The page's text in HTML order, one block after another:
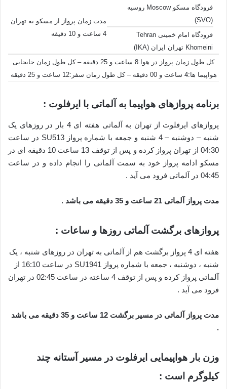
فرودگاه مسکو Moscow روسیه
(SVO)
مدت زمان پرواز از مسکو به تهران
4 ساعت و 10 دقیقه
فرودگاه امام خمینی Tehran
Khomeini تهران ایران (IKA)
کل طول زمان پرواز در هوا:8 ساعت و 25 دقیقه – کل طول زمان جابجایی
هواپیما ها:4 ساعت و 00 دقیقه – کل طول زمان سفر:12 ساعت و 25 دقیقه
برنامه پروازهای هواپیما به آلماتی با ایرفلوت :
پروازهای ایرفلوت از تهران به آلماتی هفته ای 4 بار در روزهای یک
شنبه – دوشنبه – 4 شنبه و جمعه با شماره پرواز SU513 در ساعت
04:30 از تهران پرواز کرده و پس از توقف 13 ساعت 10 دقیقه ای در
مسکو ادامه پرواز خود به سمت آلماتی را انجام داده و در ساعت
04:45 در آلماتی فرود می آید .
مدت پرواز آلماتی 21 ساعت و 35 دقیقه می باشد .
پروازهای برگشت آلماتی روزها و ساعات :
هفته ای 4 پرواز برگشت هم از آلماتی به تهران در روزهای شنبه ، یک
شنبه ، دوشنبه ، جمعه با شماره پرواز SU1941 در ساعت 16:10 از
آلماتی پرواز کرده و پس از توقف 4 ساعته در ساعت 02:45 در تهران
فرود می آید .
مدت پرواز آلماتی در مسیر برگشت 12 ساعت و 35 دقیقه می باشد
.
وزن بار هواپیمایی ایرفلوت در مسیر آستانه چند
کیلوگرم است :